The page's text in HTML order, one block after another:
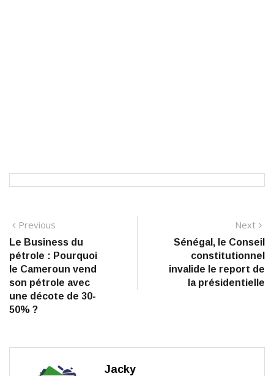
Navigation
de
l’article
Previous
post:
Le Business du
pétrole : Pourquoi
le Cameroun vend
son pétrole avec
une décote de 30-
50% ?
Next
Sénégal, le Conseil
constitutionnel
invalide le report de
la présidentielle
Jacky